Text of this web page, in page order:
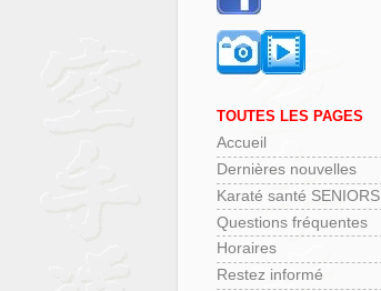
TOUTES LES PAGES
Accueil
Dernières nouvelles
Karaté santé SENIORS
Questions fréquentes
Horaires
Restez informé